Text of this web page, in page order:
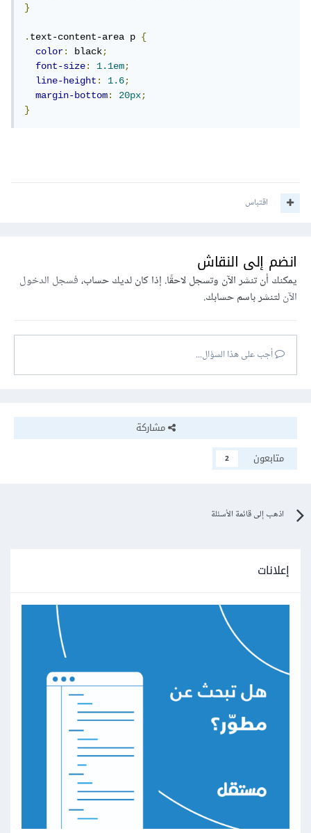
}
.text-content-area p {
color: black;
font-size: 1.1em;
line-height: 1.6;
margin-bottom: 20px;
}
اقتباس
انضم إلى النقاش
يمكنك أن تنشر الآن وتسجل لاحقًا. إذا كان لديك حساب،فسجل الدخول
الآنلتنشر باسم حسابك.
أجب على هذا السؤال...
مشاركة
متابعون
2
اذهب إلى قائمة الأسئلة
إعلانات